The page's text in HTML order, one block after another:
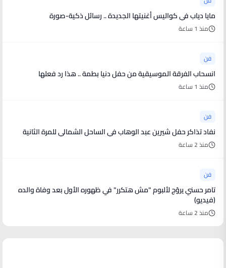
مايا دياب في كواليس أغنيتها الجديدة .. رسائل ذكية-صورة
منذ 1 ساعة
فن
انسحاب الفرقة الموسيقية من حفل دنيا بطمة .. هذا رد فعلها
منذ 1 ساعة
فن
نفاد تذاكر حفل شيرين عبد الوهاب في الساحل الشمالي للمرة الثانية
منذ 2 ساعة
فن
تامر حسني يروّج لألبوم "مش هتكرر" في ظهوره الأول بعد وفاة والده
(فيديو)
منذ 2 ساعة